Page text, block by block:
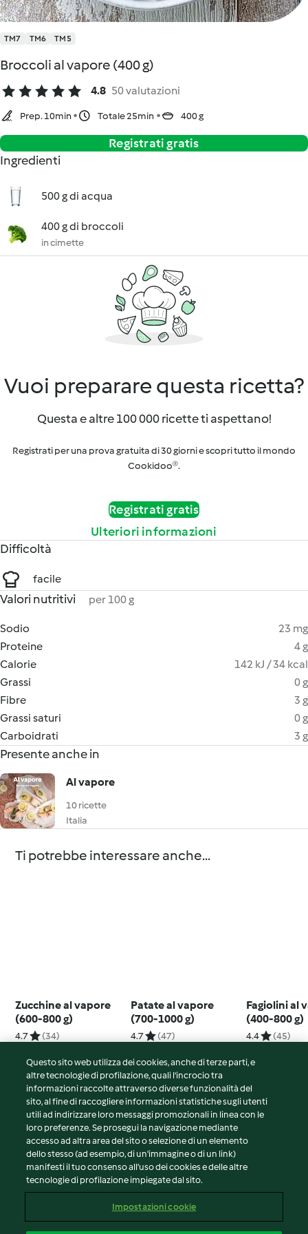
TM7 TM6 TM5
Broccoli al vapore (400 g)
4.8 50 valutazioni
Prep. 10min Totale 25min 400 g
Registrati gratis
Ingredienti
500 g di acqua
400 g di broccoli
in cimette
Vuoi preparare questa ricetta?
Questa e altre 100 000 ricette ti aspettano!
Registrati per una prova gratuita di 30 giorni e scopri tutto il mondo
Cookidoo®.
Registrati gratis
Ulteriori informazioni
Difficoltà
facile
Valori nutritivi per 100 g
Sodio
23 mg
Proteine
4 g
Calorie
142 kJ / 34 kcal
Grassi
0 g
Fibre
3 g
Grassi saturi
0 g
Carboidrati
3 g
Presente anche in
Al vapore
10 ricette
Italia
Ti potrebbe interessare anche...
Zucchine al vapore
(600-800 g)
4.7 (34)
Patate al vapore
(700-1000 g)
4.7 (47)
Fagiolini al
(400-800 g)
4.4 (45)
© Copyright 2026
Termini del servizio
Informativa sulla privacy
Avvertenze generali
Note legali
Contenuto del rapporto
Questo sito web utilizza dei cookies, anche di terze parti, e
altre tecnologie di profilazione, quali l’incrocio tra
informazioni raccolte attraverso diverse funzionalità del
sito, al fine di raccogliere informazioni statistiche sugli utenti
utili ad indirizzare loro messaggi promozionali in linea con le
loro preferenze. Se prosegui la navigazione mediante
accesso ad altra area del sito o selezione di un elemento
dello stesso (ad esempio, di un'immagine o di un link)
manifesti il tuo consenso all'uso dei cookies e delle altre
tecnologie di profilazione impiegate dal sito.
Impostazioni cookie